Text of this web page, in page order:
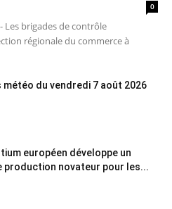
0
Les brigades de contrôle
régionale du commerce à
météo du vendredi 7 août 2026
européen développe un
production novateur pour les...